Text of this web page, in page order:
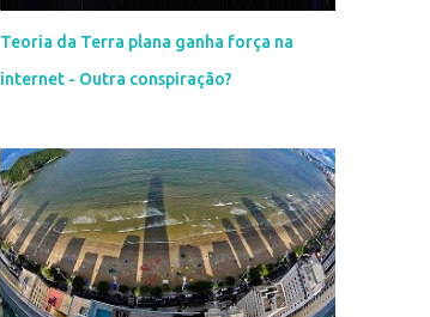
Teoria da Terra plana ganha força na
internet - Outra conspiração?